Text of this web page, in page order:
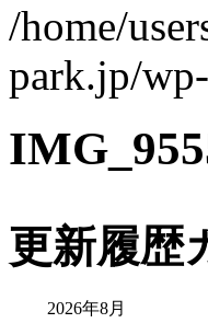
/home/
park.jp/
更新履歴
2026年8月